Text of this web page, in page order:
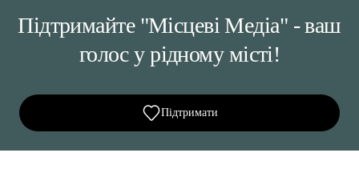
Підтримайте "Місцеві Медіа" - ваш
голос у рідному місті!
Підтримати